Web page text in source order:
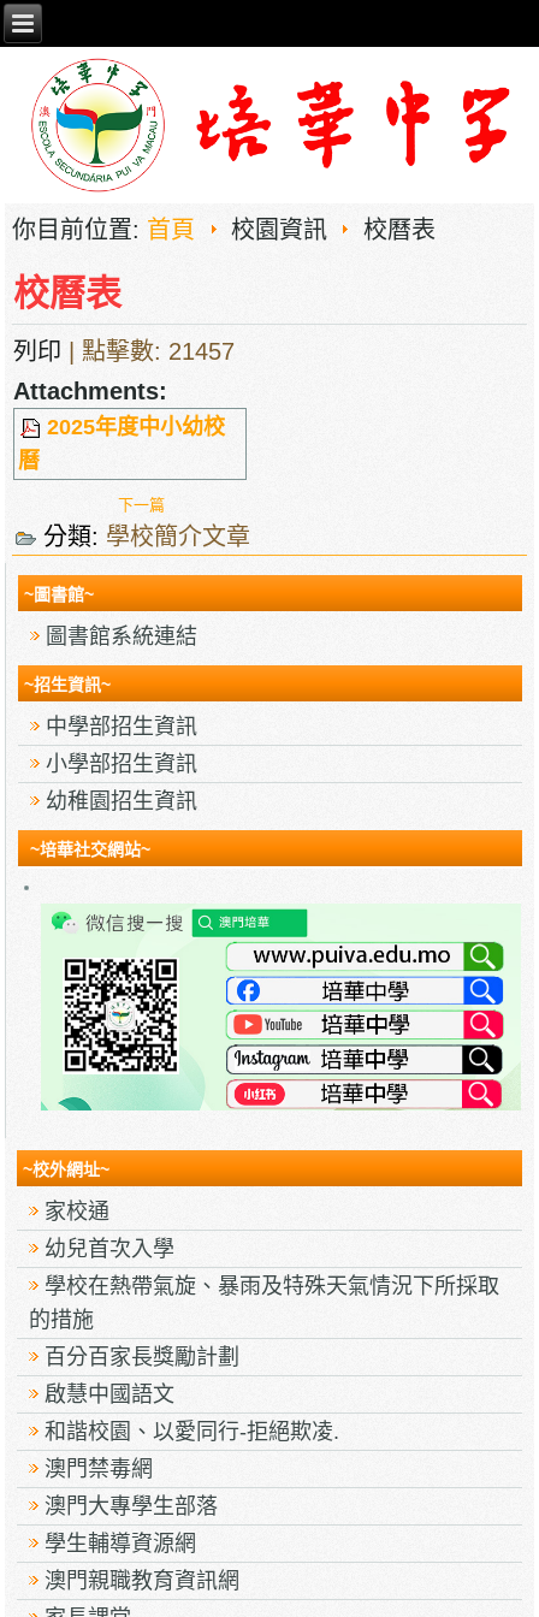
你目前位置: 首頁 校園資訊 校曆表
校曆表
列印
| 點擊數: 21457
Attachments:
2025年度中小幼校
曆
下一篇
分類: 學校簡介文章
~圖書館~
圖書館系統連結
~招生資訊~
中學部招生資訊
小學部招生資訊
幼稚園招生資訊
~培華社交網站~
~校外網址~
家校通
幼兒首次入學
學校在熱帶氣旋、暴雨及特殊天氣情況下所採取
的措施
百分百家長獎勵計劃
啟慧中國語文
和諧校園、以愛同行-拒絕欺凌.
澳門禁毒網
澳門大專學生部落
學生輔導資源網
澳門親職教育資訊網